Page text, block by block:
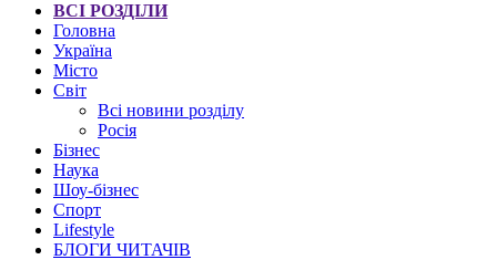
ВСІ РОЗДІЛИ
Головна
Україна
Місто
Світ
Всі новини розділу
Росія
Бізнес
Наука
Шоу-бізнес
Спорт
Lifestyle
БЛОГИ ЧИТАЧІВ